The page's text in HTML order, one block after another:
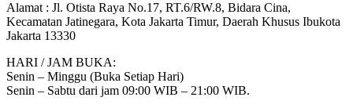
Alamat : Jl. Otista Raya No.17, RT.6/RW.8, Bidara Cina,
Kecamatan Jatinegara, Kota Jakarta Timur, Daerah Khusus Ibukota
Jakarta 13330
HARI / JAM BUKA:
Senin – Minggu (Buka Setiap Hari)
Senin – Sabtu dari jam 09:00 WIB – 21:00 WIB.